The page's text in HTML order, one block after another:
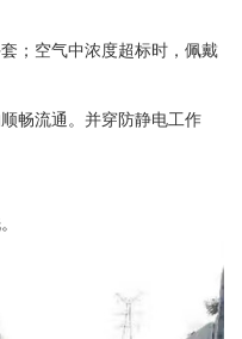
；空气中浓度超标时，佩戴
畅流通。并穿防静电工作